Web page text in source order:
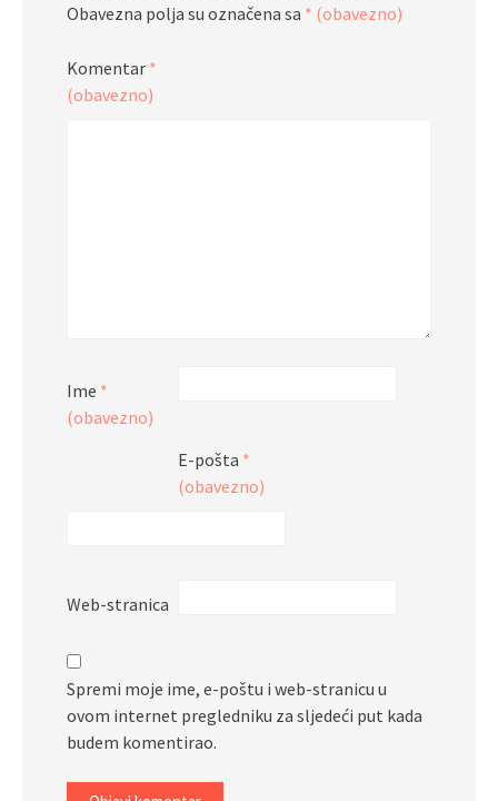
Obavezna polja su označena sa * (obavezno)
Komentar *
(obavezno)
Ime *
(obavezno)
E-pošta *
(obavezno)
Web-stranica
Spremi moje ime, e-poštu i web-stranicu u
ovom internet pregledniku za sljedeći put kada
budem komentirao.